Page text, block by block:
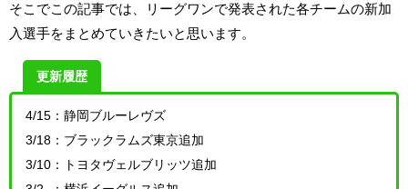
そこでこの記事では、リーグワンで発表された各チームの新加
入選手をまとめていきたいと思います。
更新履歴
4/15：静岡ブルーレヴズ
3/18：ブラックラムズ東京追加
3/10：トヨタヴェルブリッツ追加